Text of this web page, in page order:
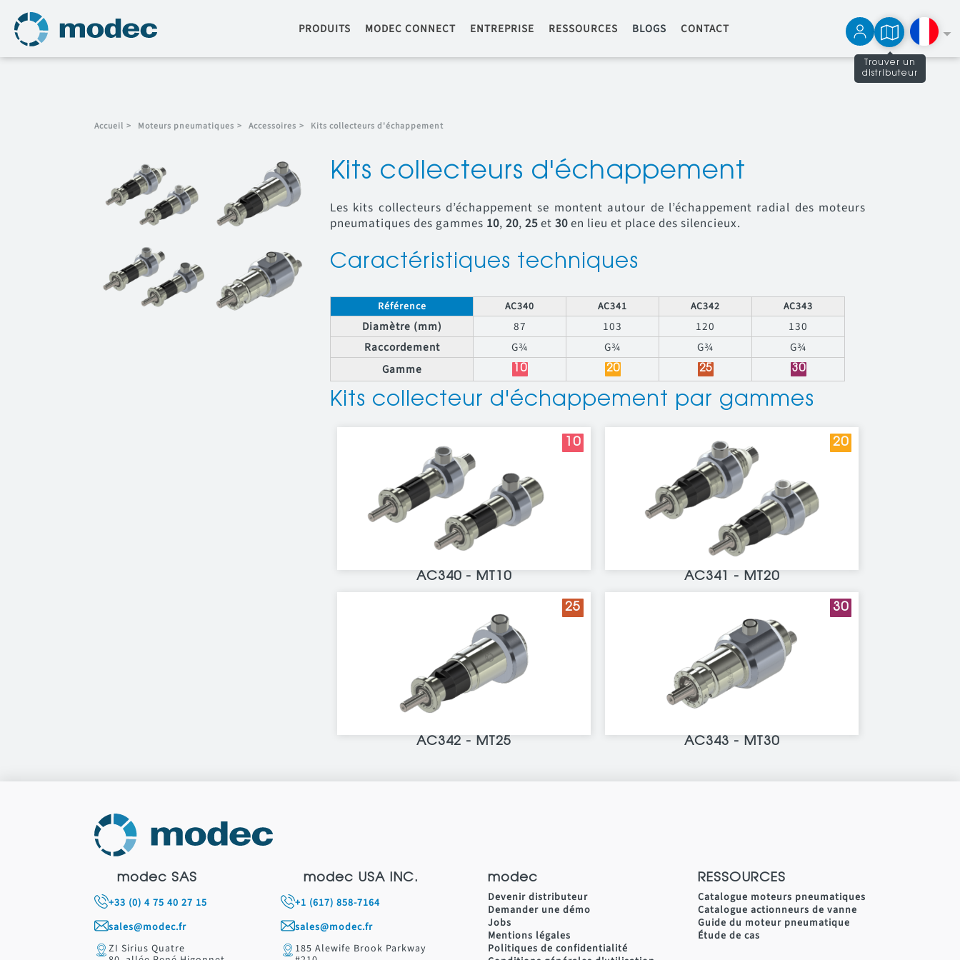
PRODUITS MODEC CONNECT ENTREPRISE RESSOURCES BLOGS CONTACT
Trouver un
distributeur
Accueil > Moteurs pneumatiques > Accessoires > Kits collecteurs d'échappement
Kits collecteurs d'échappement
Les kits collecteurs d’échappement se montent autour de l’échappement radial des moteurs
pneumatiques des gammes 10, 20, 25et 30en lieu et place des silencieux.
Caractéristiques techniques
Référence AC340 AC341 AC342 AC343
Diamètre (mm) 87 103 120
130
Raccordement
G¾ G¾ G¾
G¾
Gamme
10 20 25 30
Kits collecteur d'échappement par gammes
AC340 - MT10
10
AC341 - MT20
20
AC342 - MT25
25
AC343 - MT30
30
modec SAS
+33 (0) 4 75 40 27 15
sales@modec.fr
ZI Sirius Quatre
modec USA INC.
+1 (617) 858-7164
sales@modec.fr
185 Alewife Brook Parkway
modec
Devenir distributeur
Demander une démo
Jobs
Mentions légales
Politiques de confidentialité
RESSOURCES
Catalogue moteurs pneumatiques
Catalogue actionneurs de vanne
Guide du moteur pneumatique
Étude de cas